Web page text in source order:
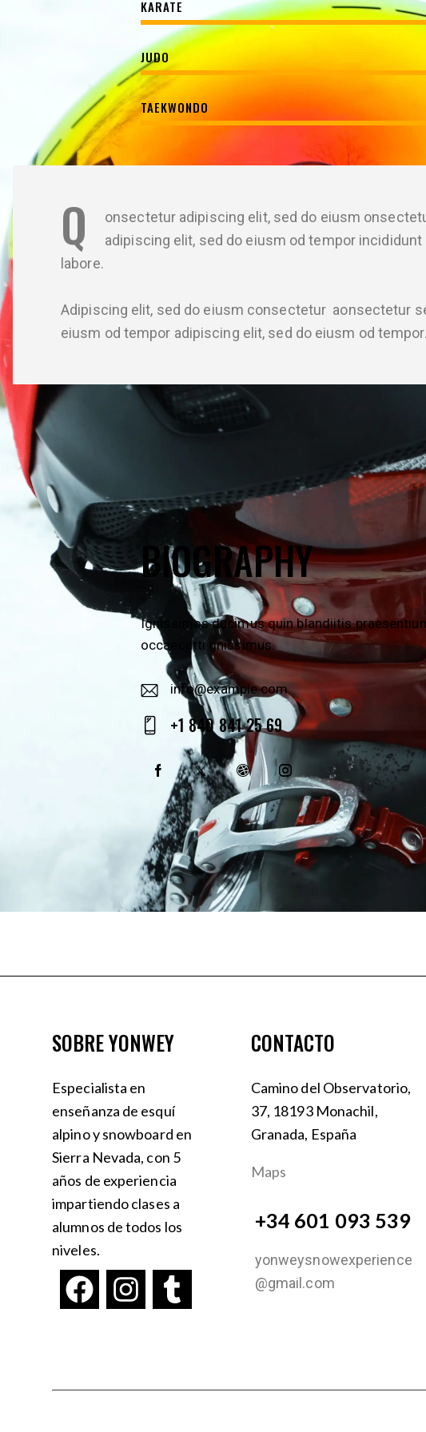
KARATE
JUDO
TAEKWONDO
Q
onsectetur adipiscing elit, sed do eiusm
adipiscing elit, sed do eiusm od tempor incididunt
labore.
Adipiscing elit, sed do eiusm consectetur aonsectetur
eiusm od tempor adipiscing elit, sed do eiusm od tempor.
BIOGRAPHY
Ignissimos ducimus quin blandiitis
occaecatti gnissimus.
E-
m
ail
info@example.com
on
+1 840 841 25 69
SOBRE YONWEY
Especialista en
enseñanza de esquí
alpino y snowboard en
Sierra Nevada, con 5
años de experiencia
impartiendo clases a
alumnos de todos los
niveles.
CONTACTO
Camino del Observatorio,
37, 18193 Monachil,
Granada, España
Maps
+34 601 093 539
yonweysnowexperience
@gmail.com